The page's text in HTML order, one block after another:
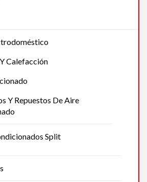
Calefacción
Y Repuestos De Aire
Split